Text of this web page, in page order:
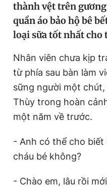
Sản phẩm khác
Thông tin tòa soạn
Đọc Thanh Niên trên
thành vệt trên
quần áo bảo hộ bê
loại sữa tốt nhất cho
Nhân viên chưa kịp
từ phía sau bàn làm
sững người một
Thùy trong hoàn
một năm về trước.
- Anh có thể cho biết
cháu bé không?
- Chào em, lâu rồi